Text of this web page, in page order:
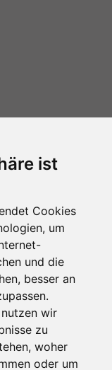
ist
Cookies
um
und die
besser an
wir
zu
woher
oder um